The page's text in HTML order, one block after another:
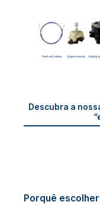
Descubra a
Porquê escolher